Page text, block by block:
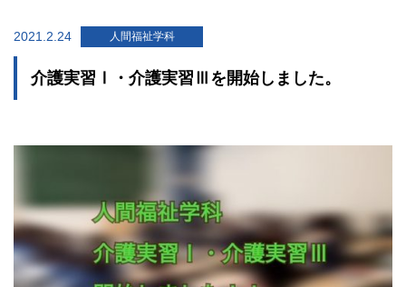
2021.2.24 人間福祉学科
介護実習Ⅰ・介護実習Ⅲを開始しました。